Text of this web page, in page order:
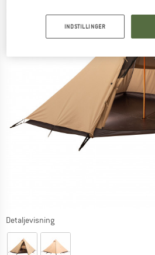
Detaljevisning
INDSTILLINGER